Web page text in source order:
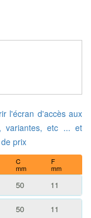
l'écran d'accès aux
variantes, etc ... et
prix
C
mm
F
mm
50 11
50 11